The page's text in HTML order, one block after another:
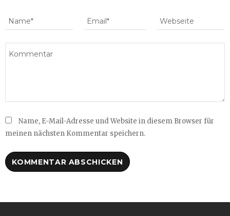
Name, E-Mail-Adresse und Website in diesem Browser für
meinen nächsten Kommentar speichern.